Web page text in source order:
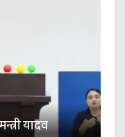
यादव